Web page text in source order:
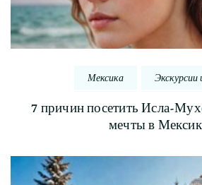
Мексика Экскурсии
7 причин посетить Исла-
мечты в